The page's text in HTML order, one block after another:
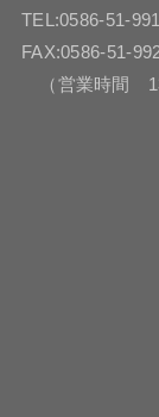
TEL:0586-51-
FAX:0586-51-
（営業時間